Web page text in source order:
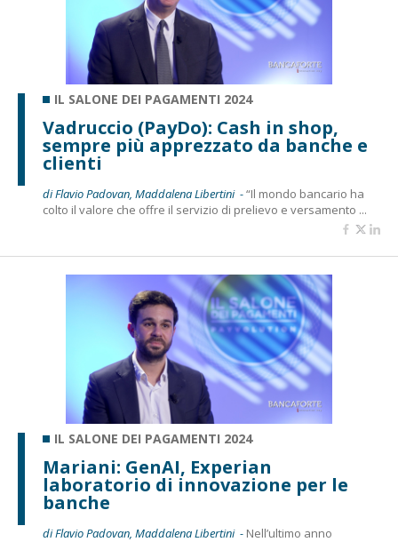
IL SALONE DEI PAGAMENTI 2024
Vadruccio (PayDo): Cash in shop,
sempre più apprezzato da banche e
clienti
di Flavio Padovan, Maddalena Libertini -“Il mondo bancario ha
colto il valore che offre il servizio di prelievo e versamento ...
IL SALONE DEI PAGAMENTI 2024
Mariani: GenAI, Experian
laboratorio di innovazione per le
banche
di Flavio Padovan, Maddalena Libertini - Nell’ultimo anno